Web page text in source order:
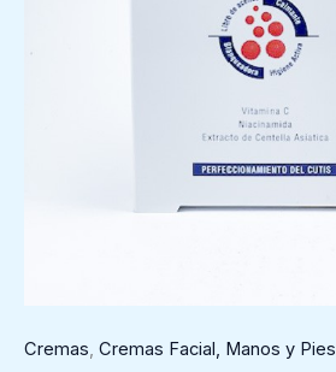
Cremas, Cremas Facial, Manos y Pies